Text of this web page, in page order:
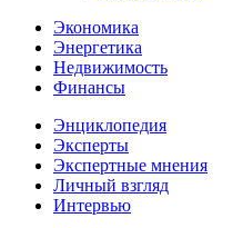
Экономика
Энергетика
Недвижимость
Финансы
Энциклопедия
Эксперты
Экспертные мнения
Личный взгляд
Интервью